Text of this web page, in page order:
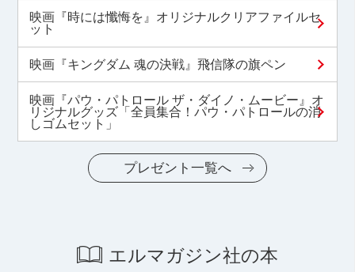
映画『時には懺悔を』オリジナルクリアファイルセ
ット
映画『キングダム 魂の決戦』飛信隊の旗ペン
映画『パウ・パトロール ザ・ダイノ・ムービー』オ
リジナルグッズ「全員集合！パウ・パトロールの消
しゴムセット」
プレゼント一覧へ
エルマガジン社の本